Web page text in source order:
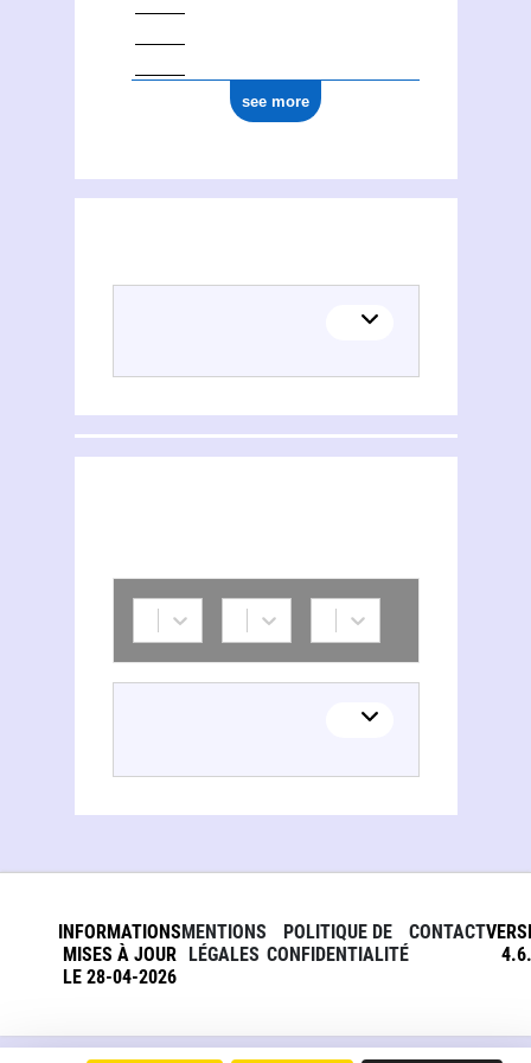
see more
INFORMATIONS
MISES À JOUR
LE 28-04-2026
MENTIONS
LÉGALES
POLITIQUE DE
CONFIDENTIALITÉ
CONTACT